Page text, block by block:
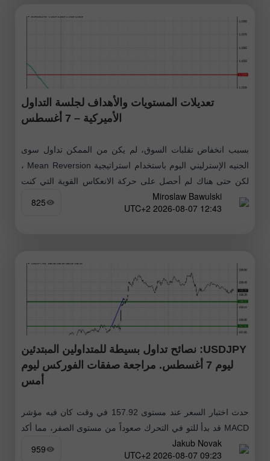
تعديلات المستويات والأهداف لجلسة التداول
الأميركية – 7 أغسطس
بسبب انخفاض تقلبات السوق، لم يكن من الممكن تداول سوى
الجنيه الإسترليني اليوم باستخدام استراتيجية Mean Reversion ،
لكن حتى هناك لم أحصل على حركة الانعكاس القوية التي كنت
أنتظرها
Miroslaw Bawulski
12:43 2026-08-07 UTC+2
825
USDJPY: نصائح تداول بسيطة للمتداولين المبتدئين
ليوم 7 أغسطس. مراجعة صفقات الفوركس ليوم
أمس
حدث اختبار السعر عند مستوى 157.92 في وقت كان فيه مؤشر
MACD قد بدأ للتو في التحرك صعوداً من مستوى الصفر، مما أكد
صحة نقطة الدخول لشراء الدولار. ونتيجة لذلك،
Jakub Novak
09:23 2026-08-07 UTC+2
959